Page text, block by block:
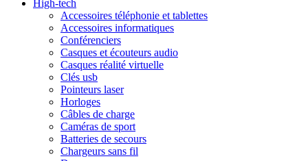
High-tech
Accessoires téléphonie et tablettes
Accessoires informatiques
Conférenciers
Casques et écouteurs audio
Casques réalité virtuelle
Clés usb
Pointeurs laser
Horloges
Câbles de charge
Caméras de sport
Batteries de secours
Chargeurs sans fil